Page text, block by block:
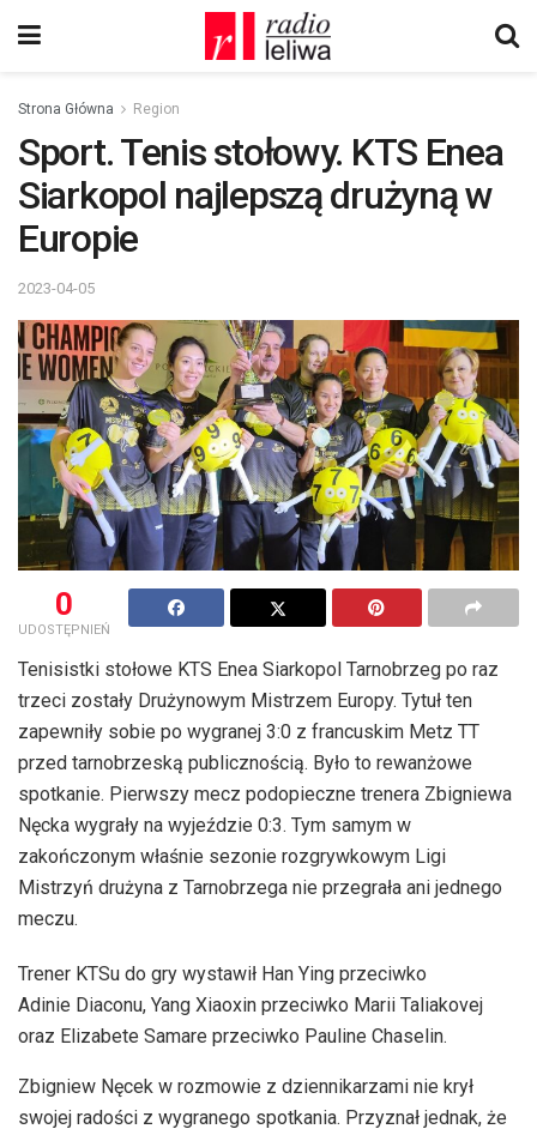
Strona Główna Region
Sport. Tenis stołowy. KTS Enea
Siarkopol najlepszą drużyną w
Europie
2023-04-05
0
UDOSTĘPNIEŃ
Tenisistki stołowe KTS Enea Siarkopol Tarnobrzeg po raz
trzeci zostały Drużynowym Mistrzem Europy. Tytuł ten
zapewniły sobie po wygranej 3:0 z francuskim Metz TT
przed tarnobrzeską publicznością. Było to rewanżowe
spotkanie. Pierwszy mecz podopieczne trenera Zbigniewa
Nęcka wygrały na wyjeździe 0:3. Tym samym w
zakończonym właśnie sezonie rozgrywkowym Ligi
Mistrzyń drużyna z Tarnobrzega nie przegrała ani jednego
meczu.
Trener KTSu do gry wystawił Han Ying przeciwko
Adinie Diaconu, Yang Xiaoxin przeciwko Marii Taliakovej
oraz Elizabete Samare przeciwko Pauline Chaselin.
Zbigniew Nęcek w rozmowie z dziennikarzami nie krył
swojej radości z wygranego spotkania. Przyznał jednak, że